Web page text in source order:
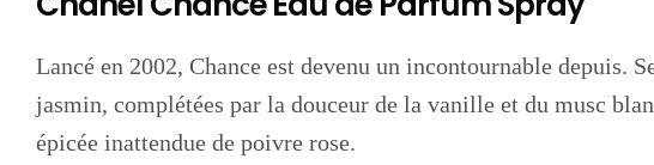
Lancé en 2002, Chance est devenu un incontournable depuis.
jasmin, complétées par la douceur de la vanille et du musc
épicée inattendue de poivre rose.